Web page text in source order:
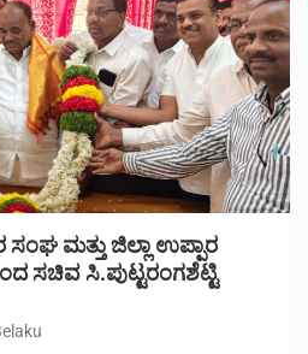
ಸಂಘ ಮತ್ತು ಜಿಲ್ಲಾ ಉಪ್ಪಾರ
ಸಚಿವ ಸಿ.ಪುಟ್ಟರಂಗಶೆಟ್ಟಿ